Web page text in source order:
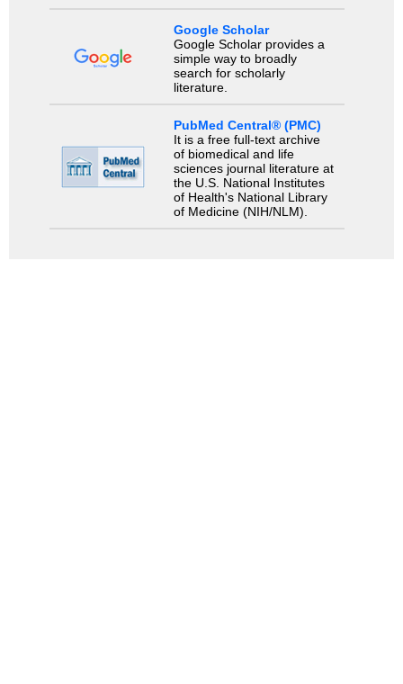
Google Scholar
Google Scholar provides a
simple way to broadly
search for scholarly
literature.
PubMed Central® (PMC)
It is a free full-text archive
of biomedical and life
sciences journal literature at
the U.S. National Institutes
of Health's National Library
of Medicine (NIH/NLM).